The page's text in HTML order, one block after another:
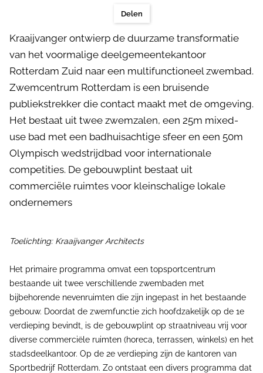
Delen
Kraaijvanger ontwierp de duurzame transformatie
van het voormalige deelgemeentekantoor
Rotterdam Zuid naar een multifunctioneel zwembad.
Zwemcentrum Rotterdam is een bruisende
publiekstrekker die contact maakt met de omgeving.
Het bestaat uit twee zwemzalen, een 25m mixed-
use bad met een badhuisachtige sfeer en een 50m
Olympisch wedstrijdbad voor internationale
competities. De gebouwplint bestaat uit
commerciële ruimtes voor kleinschalige lokale
ondernemers
Toelichting: Kraaijvanger Architects
Het primaire programma omvat een topsportcentrum
bestaande uit twee verschillende zwembaden met
bijbehorende nevenruimten die zijn ingepast in het bestaande
gebouw. Doordat de zwemfunctie zich hoofdzakelijk op de 1e
verdieping bevindt, is de gebouwplint op straatniveau vrij voor
diverse commerciële ruimten (horeca, terrassen, winkels) en het
stadsdeelkantoor. Op de 2e verdieping zijn de kantoren van
Sportbedrijf Rotterdam. Zo ontstaat een divers programma dat